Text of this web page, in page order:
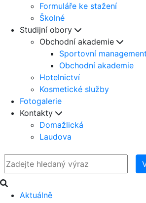
Formuláře ke stažení
Školné
Studijní obory
Obchodní akademie
Sportovní management
Obchodní akademie
Hotelnictví
Kosmetické služby
Fotogalerie
Kontakty
Domažlická
Laudova
Aktuálně